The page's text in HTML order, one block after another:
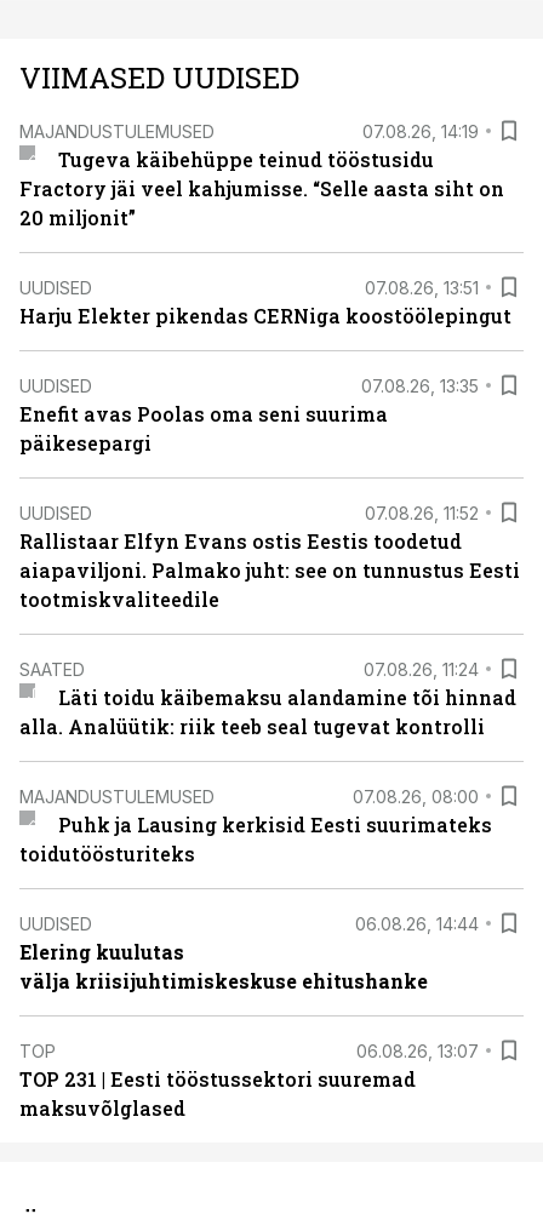
VIIMASED UUDISED
MAJANDUSTULEMUSED 07.08.26, 14:19
Tugeva käibehüppe teinud tööstusidu
Fractory jäi veel kahjumisse. “Selle aasta siht on
20 miljonit”
UUDISED 07.08.26, 13:51
Harju Elekter pikendas CERNiga koostöölepingut
UUDISED 07.08.26, 13:35
Enefit avas Poolas oma seni suurima
päikesepargi
UUDISED 07.08.26, 11:52
Rallistaar Elfyn Evans ostis Eestis toodetud
aiapaviljoni. Palmako juht: see on tunnustus Eesti
tootmiskvaliteedile
SAATED 07.08.26, 11:24
Läti toidu käibemaksu alandamine tõi hinnad
alla. Analüütik: riik teeb seal tugevat kontrolli
MAJANDUSTULEMUSED 07.08.26, 08:00
Puhk ja Lausing kerkisid Eesti suurimateks
toidutöösturiteks
UUDISED 06.08.26, 14:44
Elering kuulutas
välja kriisijuhtimiskeskuse ehitushanke
TOP 06.08.26, 13:07
TOP 231 | Eesti tööstussektori suuremad
maksuvõlglased